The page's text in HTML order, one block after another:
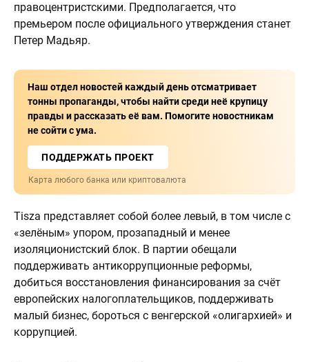
правоцентристскими. Предполагается, что
премьером после официального утверждения станет
Петер Мадьяр.
Наш отдел новостей каждый день отсматривает
тонны пропаганды, чтобы найти среди неё крупицу
правды и рассказать её вам. Помогите новостникам
не сойти с ума.
ПОДДЕРЖАТЬ ПРОЕКТ
Карта любого банка или криптовалюта
Tisza представляет собой более левый, в том числе с
«зелёным» упором, прозападный и менее
изоляционистский блок. В партии обещали
поддерживать антикоррупционные реформы,
добиться восстановления финансирования за счёт
европейских налогоплательщиков, поддерживать
малый бизнес, бороться с венгерской «олигархией» и
коррупцией.